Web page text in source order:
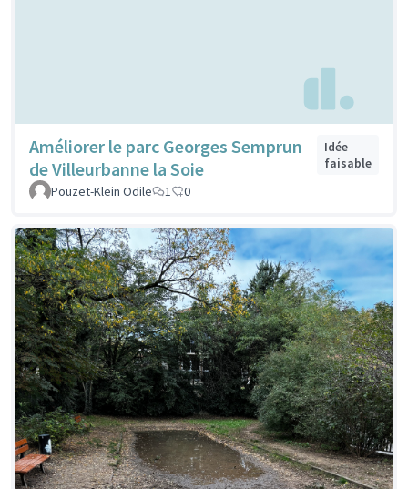
Améliorer le parc Georges Semprun
de Villeurbanne la Soie
Idée
faisable
Pouzet-Klein Odile
1 0